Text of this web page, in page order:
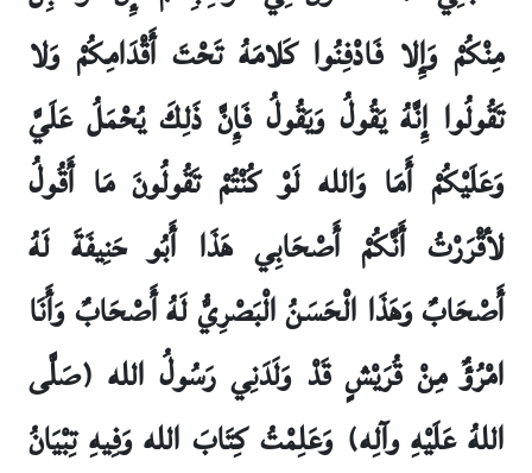
مِنْكُمْ وَإِلا فَادْفِنُوا كَلامَهُ تَحْتَ أَقْدَامِكُمْ وَلا
تَقُولُوا إِنَّهُ يَقُولُ وَيَقُولُ فَإِنَّ ذَلِكَ يُحْمَلُ عَلَيَّ
وَعَلَيْكُمْ أَمَا وَالله لَوْ كُنْتُمْ تَقُولُونَ مَا أَقُولُ
لأقْرَرْتُ أَنَّكُمْ أَصْحَابِي هَذَا أَبُو حَنِيفَةَ لَهُ
أَصْحَابٌ وَهَذَا الْحَسَنُ الْبَصْرِيُّ لَهُ أَصْحَابٌ وَأَنَا
امْرُؤٌ مِنْ قُرَيْشٍ قَدْ وَلَدَنِي رَسُولُ الله (صَلَّى
اللهُ عَلَيْهِ وآلِه) وَعَلِمْتُ كِتَابَ الله وَفِيهِ تِبْيَانُ